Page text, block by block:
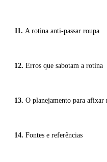
A rotina anti-passar roupa
Erros que sabotam a rotina
O planejamento para afixar
Fontes e referências